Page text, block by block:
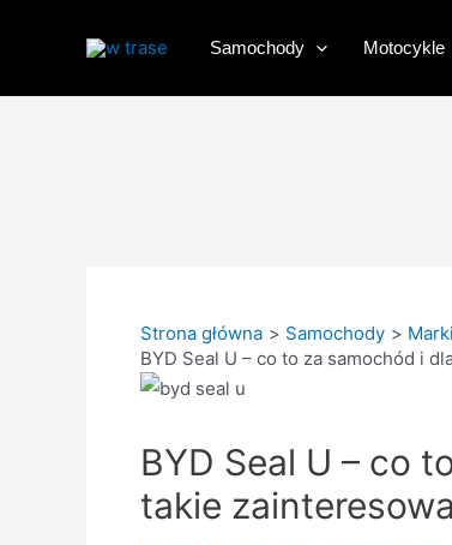
Samochody Motocykle
Strona główna Samochody Marki
BYD Seal U – co to za samochód i
BYD Seal U – co
takie